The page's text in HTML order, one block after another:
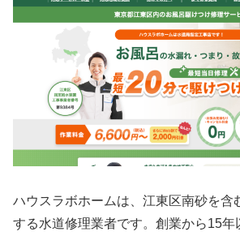
ハウスラボホームは、江東区南砂を含
する水道修理業者です。創業から15年